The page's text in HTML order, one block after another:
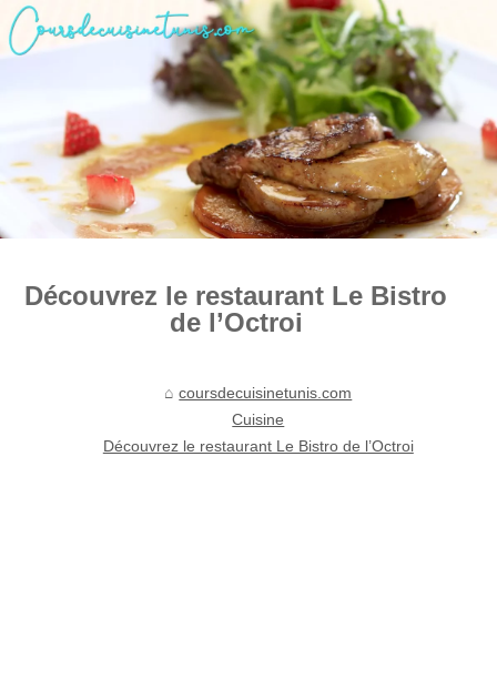
Découvrez le restaurant Le Bistro
de l’Octroi
coursdecuisinetunis.com
Cuisine
Découvrez le restaurant Le Bistro de l’Octroi